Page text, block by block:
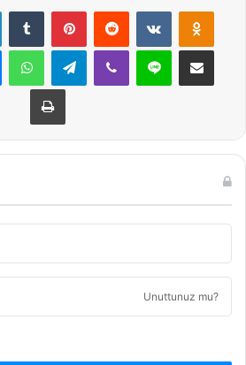
LinkedInTumblr PinterestReddit VKontakte
MessengerWhatsAppTelegramViber Line E-Posta ile
Yazdır
Unuttunuz mu?